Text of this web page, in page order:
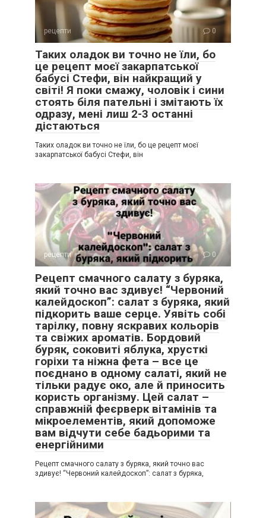
рецепти 0
Таких оладок ви точно не їли, бо
це рецепт моєї закарпатської
бабусі Стефи, він найкращий у
світі! Я поки смажу, чоловік і сини
стоять біля пательні і змітають їх
одразу, мені лиш 2-3 останні
дістаються
Таких оладок ви точно не їли, бо це рецепт моєї
закарпатської бабусі Стефи, він
рецепти 0
Рецепт смачного салату з буряка,
який точно вас здивує! “Червоний
калейдоскоп”: салат з буряка, який
підкорить ваше серце. Уявіть собі
тарілку, повну яскравих кольорів
та свіжих ароматів. Бордовий
буряк, соковиті яблука, хрусткі
горіхи та ніжна фета – все це
поєднано в одному салаті, який не
тільки радує око, але й приносить
користь організму. Цей салат –
справжній феєрверк вітамінів та
мікроелементів, який допоможе
вам відчути себе бадьорими та
енергійними
Рецепт смачного салату з буряка, який точно вас
здивує! “Червоний калейдоскоп”: салат з буряка,